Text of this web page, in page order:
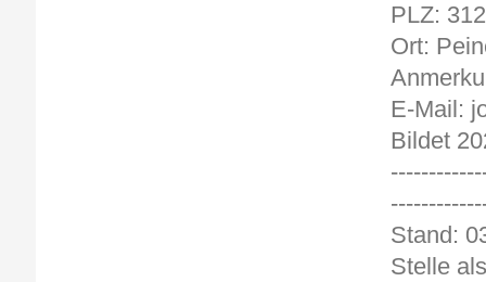
PLZ:
Ort:
E-Mail:
Bildet
Stelle